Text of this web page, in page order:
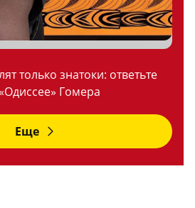
только знатоки: ответьте
Гомера
Еще